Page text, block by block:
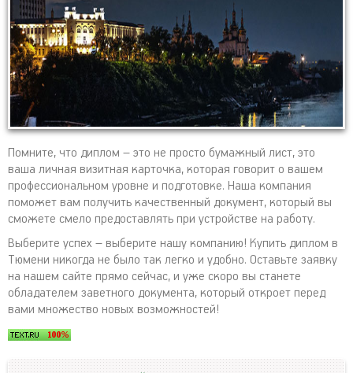
Помните, что диплом – это не просто бумажный лист, это
ваша личная визитная карточка, которая говорит о вашем
профессиональном уровне и подготовке. Наша компания
поможет вам получить качественный документ, который вы
сможете смело предоставлять при устройстве на работу.
Выберите успех – выберите нашу компанию! Купить диплом в
Тюмени никогда не было так легко и удобно. Оставьте заявку
на нашем сайте прямо сейчас, и уже скоро вы станете
обладателем заветного документа, который откроет перед
вами множество новых возможностей!